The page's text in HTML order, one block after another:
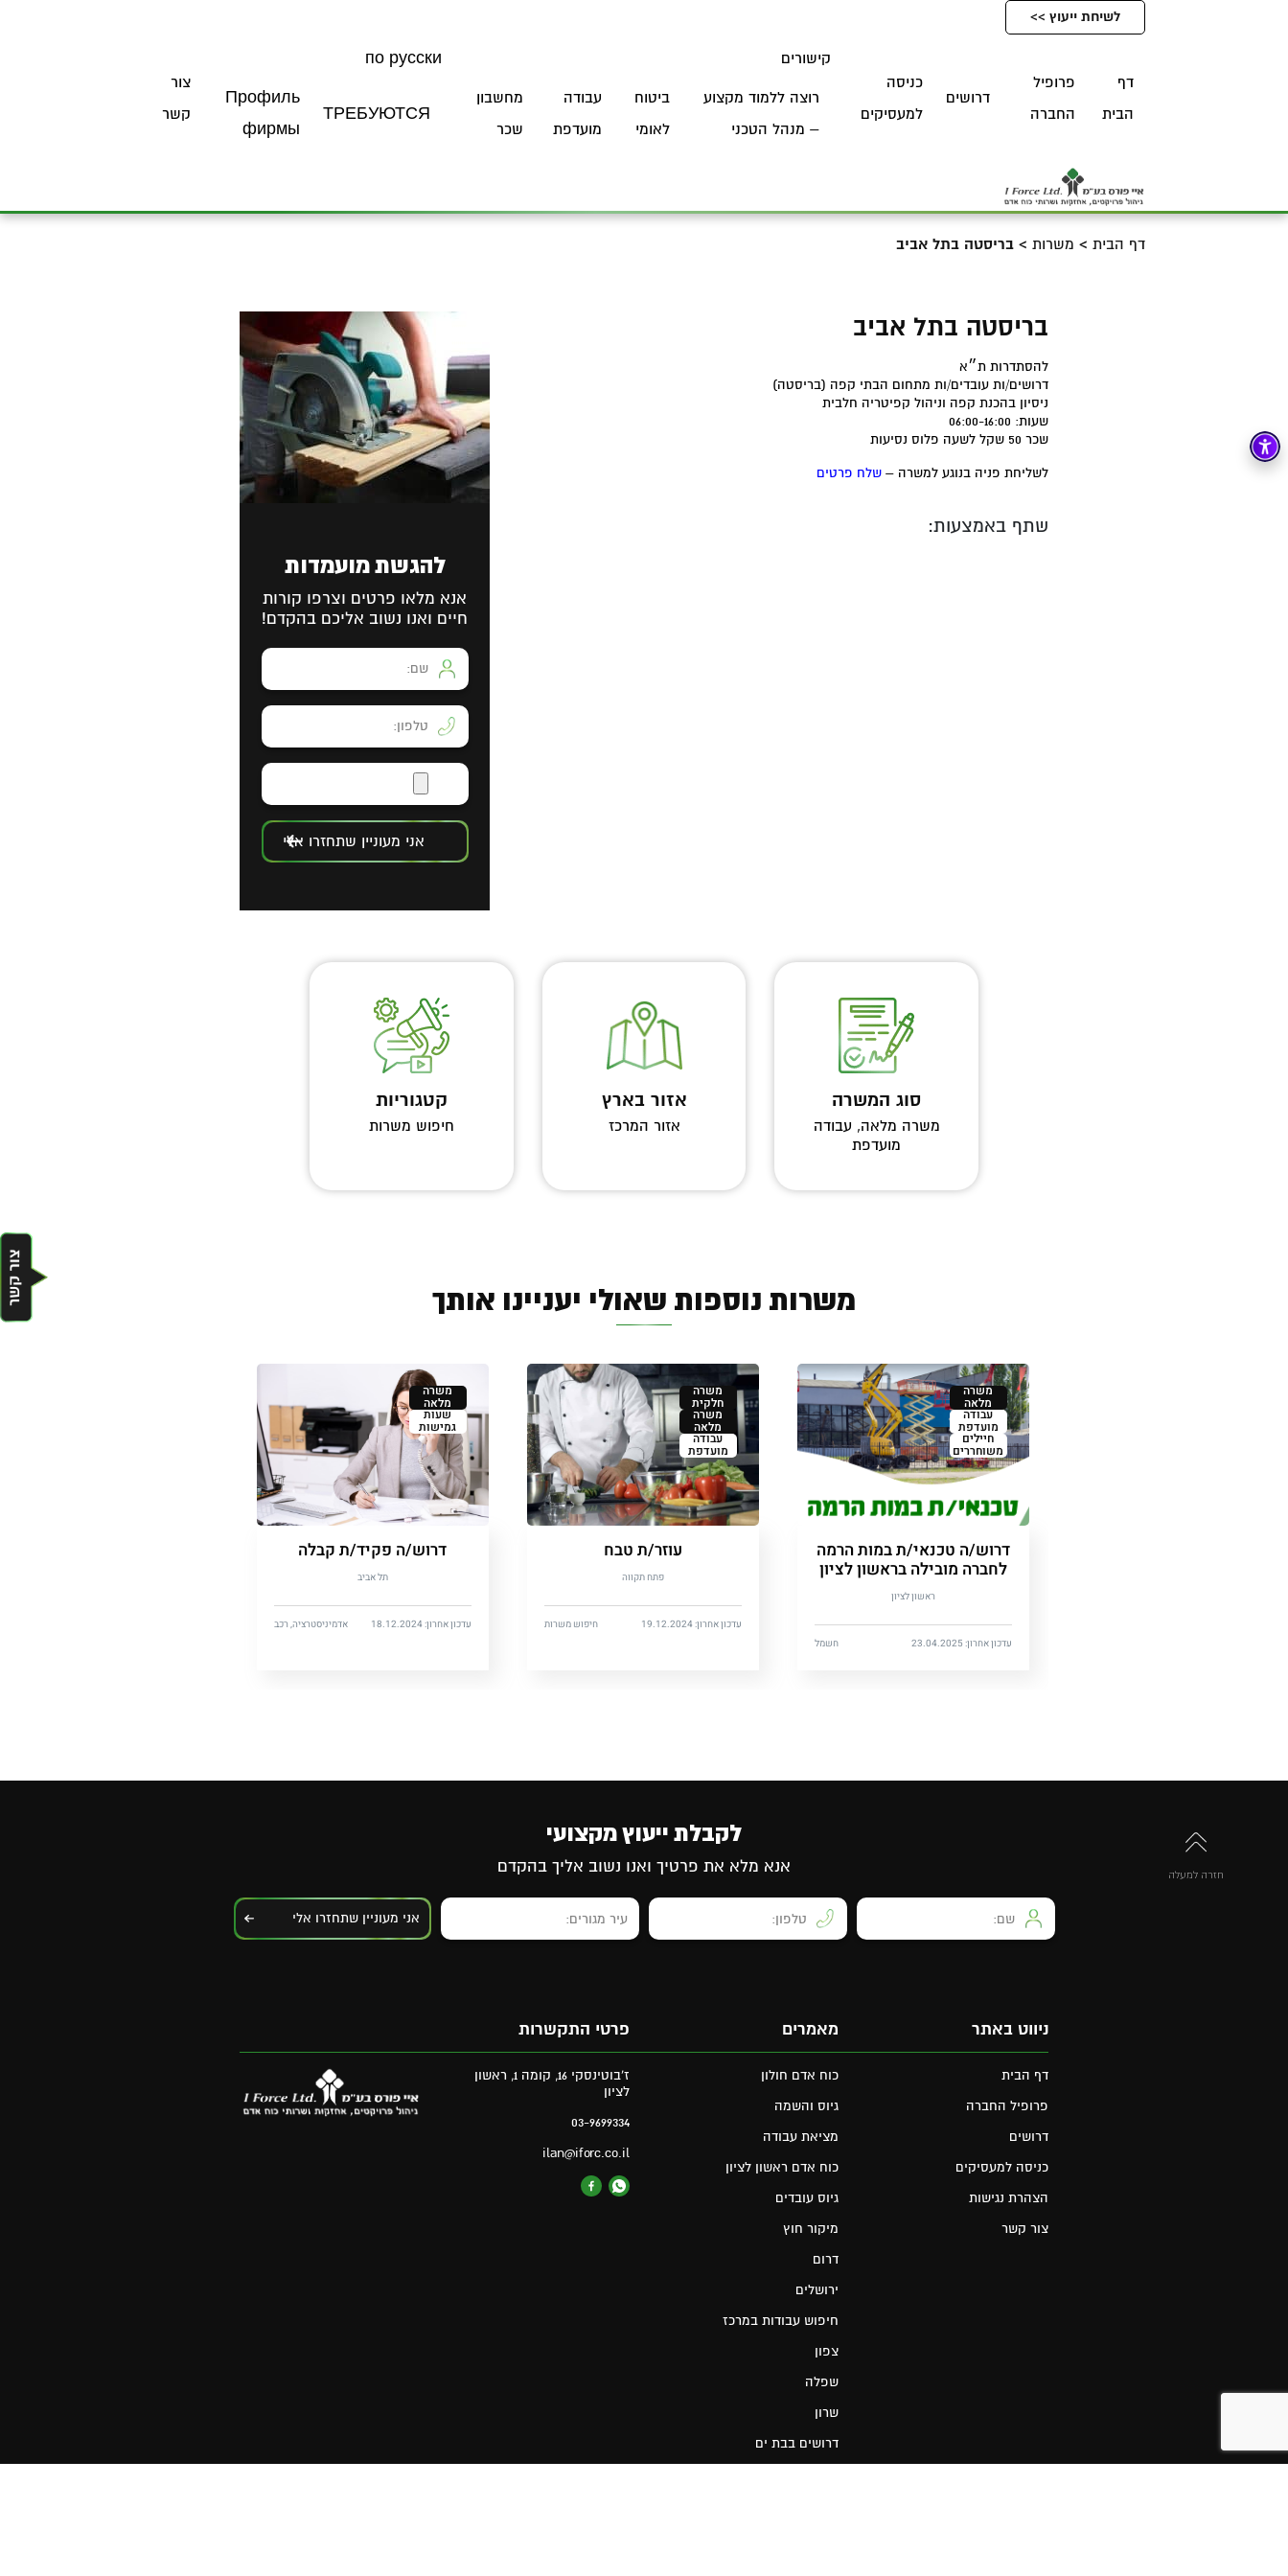
לשיחת ייעוץ >>
דף
הבית
פרופיל
החברה
דרושים
כניסה
למעסיקים
קישורים
רוצה ללמוד מקצוע
– מנהל הטכני
ביטוח
לאומי
עבודה
מועדפת
מחשבון
שכר
по русски
ТРЕБУЮТСЯ
Профиль
фирмы
צור
קשר
דף הבית > משרות >בריסטה בתל אביב
בריסטה בתל אביב
להסתדרות ת״א
דרושים/ות עובדים/ות מתחום הבתי קפה (בריסטה)
ניסיון בהכנת קפה וניהול קפיטריה חלבית
שעות: 06:00-16:00
שכר 50 שקל לשעה פלוס נסיעות
לשליחת פניה בנוגע למשרה –שלח פרטים
שתף באמצעות:
להגשת מועמדות
אנא מלאו פרטים וצרפו קורות
חיים ואנו נשוב אליכם בהקדם!
אני מעוניין שתחזרו אלי
סוג המשרה
משרה מלאה, עבודה
מועדפת
אזור בארץ
אזור המרכז
קטגוריות
חיפוש משרות
משרות נוספות שאולי יעניינו אותך
משרה
מלאה
עבודה
מועדפת
חיילים
משוחררים
דרוש/ה טכנאי/ת במות הרמה
לחברה מובילה בראשון לציון
ראשון לציון
עדכון אחרון: 23.04.2025 חשמל
משרה
חלקית
משרה
מלאה
עבודה
מועדפת
עוזר/ת טבח
פתח תקווה
עדכון אחרון: 19.12.2024 חיפוש משרות
משרה
מלאה
שעות
גמישות
דרוש/ה פקיד/ת קבלה
תל אביב
עדכון אחרון: 18.12.2024 אדמיניסטרציה, רכב
חזרה למעלה
לקבלת ייעוץ מקצועי
אנא מלא את פרטיך ואנו נשוב אליך בהקדם
אני מעוניין שתחזרו אלי
ניווט באתר
דף הבית
פרופיל החברה
דרושים
כניסה למעסיקים
הצהרת נגישות
צור קשר
מאמרים
כוח אדם חולון
גיוס והשמה
מציאת עבודה
כוח אדם ראשון לציון
גיוס עובדים
מיקור חוץ
דרום
ירושלים
חיפוש עבודות במרכז
צפון
שפלה
שרון
דרושים בבת ים
פרטי התקשרות
ז'בוטינסקי 16, קומה 1, ראשון
לציון
03-9699334
ilan@iforc.co.il